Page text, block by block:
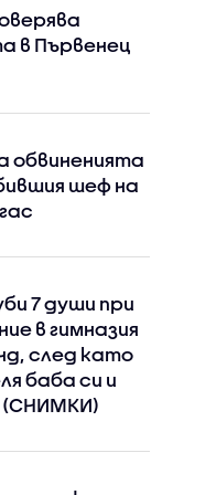
в Първенец
обвиненията
шеф на
7 души при
в гимназия
след като
баба си и
(СНИМКИ)